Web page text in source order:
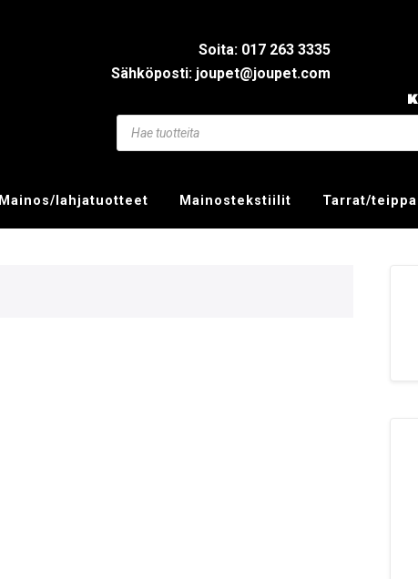
Soita: 017 263 3335
Sähköposti: joupet@joupet.com
Mainos/lahjatuotteet Mainostekstiilit Tarrat/